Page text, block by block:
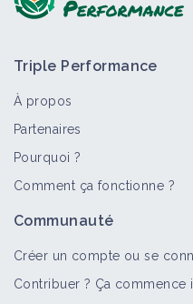
Triple Performance
À propos
Partenaires
Pourquoi ?
Comment ça fonctionne ?
Communauté
Créer un compte ou se
Contribuer ? Ça commence